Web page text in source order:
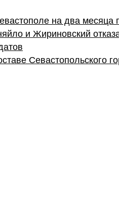
на два месяца
и Жириновский
Севастопольского